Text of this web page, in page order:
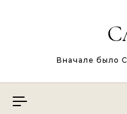
Вначале было